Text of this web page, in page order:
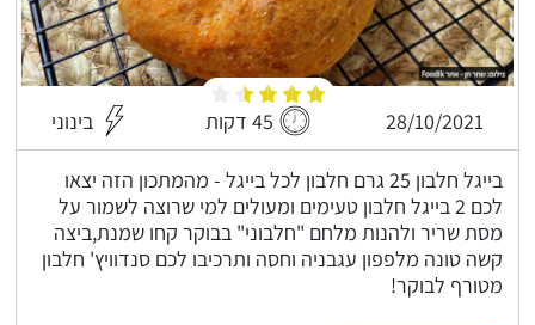
28/10/2021 45 דקות בינוני
בייגל חלבון 25 גרם חלבון לכל בייגל - מהמתכון הזה יצאו
לכם 2 בייגל חלבון טעימים ומעולים למי שרוצה לשמור על
מסת שריר ולהנות מלחם "חלבוני" בבוקר קחו שמנת,ביצה
קשה טונה מלפפון עגבניה וחסה ותרכיבו לכם סנדוויץ' חלבון
מטורף לבוקר!